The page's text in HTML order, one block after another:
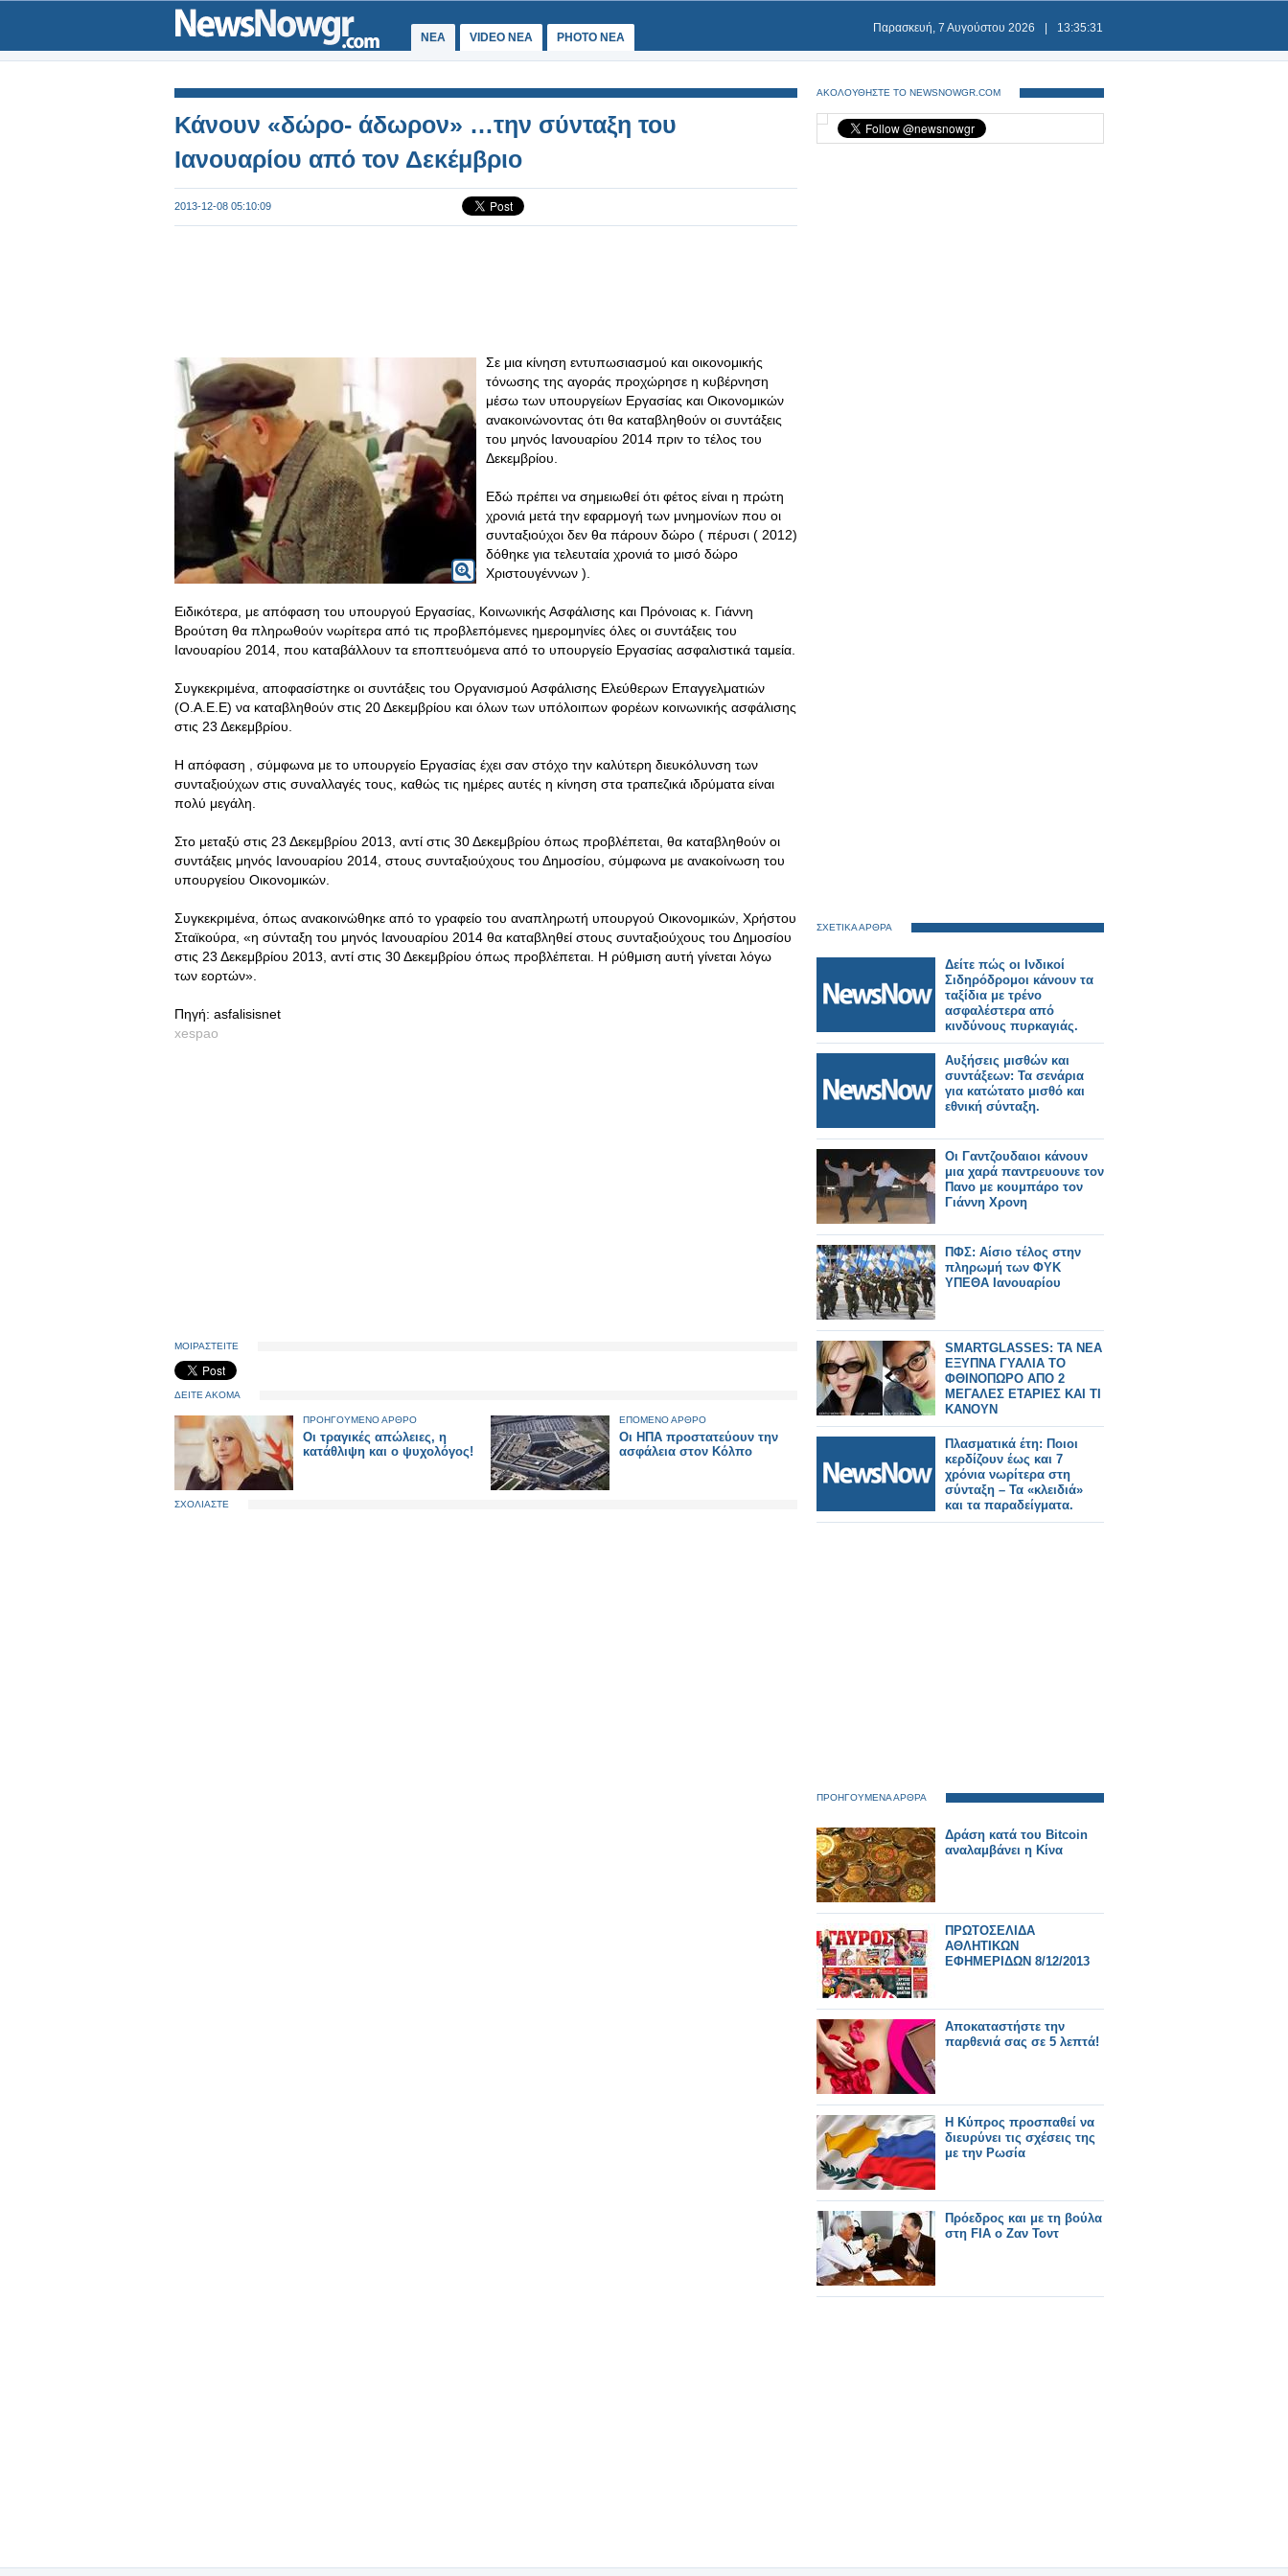
ΝΕΑ VIDEO NEA PHOTO NEA
Παρασκευή, 7 Αυγούστου 2026 13:35:31
Κάνουν «δώρο- άδωρον» …την σύνταξη του
Ιανουαρίου από τον Δεκέμβριο
2013-12-08 05:10:09
Σε μια κίνηση εντυπωσιασμού και οικονομικής
τόνωσης της αγοράς προχώρησε η κυβέρνηση
μέσω των υπουργείων Εργασίας και Οικονομικών
ανακοινώνοντας ότι θα καταβληθούν οι συντάξεις
του μηνός Ιανουαρίου 2014 πριν το τέλος του
Δεκεμβρίου.
Εδώ πρέπει να σημειωθεί ότι φέτος είναι η πρώτη
χρονιά μετά την εφαρμογή των μνημονίων που οι
συνταξιούχοι δεν θα πάρουν δώρο ( πέρυσι ( 2012)
δόθηκε για τελευταία χρονιά το μισό δώρο
Χριστουγέννων ).
Ειδικότερα, με απόφαση του υπουργού Εργασίας, Κοινωνικής Ασφάλισης και Πρόνοιας κ. Γιάννη
Βρούτση θα πληρωθούν νωρίτερα από τις προβλεπόμενες ημερομηνίες όλες οι συντάξεις του
Ιανουαρίου 2014, που καταβάλλουν τα εποπτευόμενα από το υπουργείο Εργασίας ασφαλιστικά ταμεία.
Συγκεκριμένα, αποφασίστηκε οι συντάξεις του Οργανισμού Ασφάλισης Ελεύθερων Επαγγελματιών
(Ο.Α.Ε.Ε) να καταβληθούν στις 20 Δεκεμβρίου και όλων των υπόλοιπων φορέων κοινωνικής ασφάλισης
στις 23 Δεκεμβρίου.
Η απόφαση , σύμφωνα με το υπουργείο Εργασίας έχει σαν στόχο την καλύτερη διευκόλυνση των
συνταξιούχων στις συναλλαγές τους, καθώς τις ημέρες αυτές η κίνηση στα τραπεζικά ιδρύματα είναι
πολύ μεγάλη.
Στο μεταξύ στις 23 Δεκεμβρίου 2013, αντί στις 30 Δεκεμβρίου όπως προβλέπεται, θα καταβληθούν οι
συντάξεις μηνός Ιανουαρίου 2014, στους συνταξιούχους του Δημοσίου, σύμφωνα με ανακοίνωση του
υπουργείου Οικονομικών.
Συγκεκριμένα, όπως ανακοινώθηκε από το γραφείο του αναπληρωτή υπουργού Οικονομικών, Χρήστου
Σταϊκούρα, «η σύνταξη του μηνός Ιανουαρίου 2014 θα καταβληθεί στους συνταξιούχους του Δημοσίου
στις 23 Δεκεμβρίου 2013, αντί στις 30 Δεκεμβρίου όπως προβλέπεται. Η ρύθμιση αυτή γίνεται λόγω
των εορτών».
Πηγή: asfalisisnet
xespao
ΜΟΙΡΑΣΤΕΙΤΕ
ΔΕΙΤΕ ΑΚΟΜΑ
ΠΡΟΗΓΟΥΜΕΝΟ ΑΡΘΡΟ
Οι τραγικές απώλειες, η
κατάθλιψη και ο ψυχολόγος!
ΕΠΟΜΕΝΟ ΑΡΘΡΟ
Οι ΗΠΑ προστατεύουν την
ασφάλεια στον Κόλπο
ΣΧΟΛΙΑΣΤΕ
ΑΚΟΛΟΥΘΗΣΤΕ ΤΟ NEWSNOWGR.COM
ΣΧΕΤΙΚΑ ΑΡΘΡΑ
Δείτε πώς οι Ινδικοί
Σιδηρόδρομοι κάνουν τα
ταξίδια με τρένο
ασφαλέστερα από
κινδύνους πυρκαγιάς.
Αυξήσεις μισθών και
συντάξεων: Τα σενάρια
για κατώτατο μισθό και
εθνική σύνταξη.
Οι Γαντζουδαιοι κάνουν
μια χαρά παντρευουνε τον
Πανο με κουμπάρο τον
Γιάννη Χρονη
ΠΦΣ: Αίσιο τέλος στην
πληρωμή των ΦΥΚ
ΥΠΕΘΑ Ιανουαρίου
SMARTGLASSES: ΤΑ ΝΕΑ
ΕΞΥΠΝΑ ΓΥΑΛΙΑ ΤΟ
ΦΘΙΝΟΠΩΡΟ ΑΠΟ 2
ΜΕΓΑΛΕΣ ΕΤΑΡΙΕΣ ΚΑΙ ΤΙ
ΚΑΝΟΥΝ
Πλασματικά έτη: Ποιοι
κερδίζουν έως και 7
χρόνια νωρίτερα στη
σύνταξη – Τα «κλειδιά»
και τα παραδείγματα.
ΠΡΟΗΓΟΥΜΕΝΑ ΑΡΘΡΑ
Δράση κατά του Bitcoin
αναλαμβάνει η Κίνα
ΠΡΩΤΟΣΕΛΙΔΑ
ΑΘΛΗΤΙΚΩΝ
ΕΦΗΜΕΡΙΔΩΝ 8/12/2013
Αποκαταστήστε την
παρθενιά σας σε 5 λεπτά!
Η Κύπρος προσπαθεί να
διευρύνει τις σχέσεις της
με την Ρωσία
Πρόεδρος και με τη βούλα
στη FIA ο Ζαν Τοντ